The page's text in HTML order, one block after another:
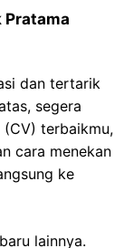
Pratama
dan tertarik
segera
terbaikmu,
cara menekan
ke
lainnya.